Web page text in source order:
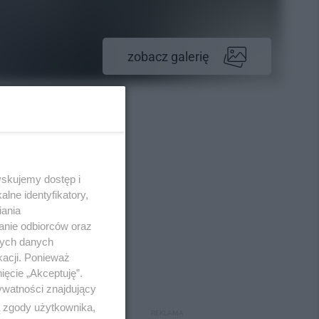
zobacz galerię
dostęp i
identyfikatory,
odbiorców oraz
danych
Ponieważ
„Akceptuję”.
znajdujący
użytkownika,